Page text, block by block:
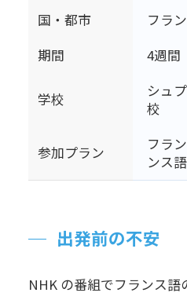
国・都市
フラ
期間
4週間
学校
シュ
校
参加プラン
フラ
ンス
出発前の不安
NHK の番組でフランス語